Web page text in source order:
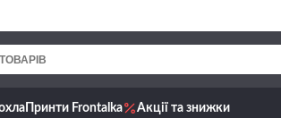
Принти Frontalka Акції та знижки